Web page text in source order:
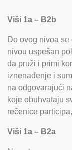
Viši 1a – B2b
Do ovog nivoa
nivou uspešan
da pruži i primi
iznenađenje i
na odgovarajući
koje obuhvataju
rečenice
Viši 1a – B2a